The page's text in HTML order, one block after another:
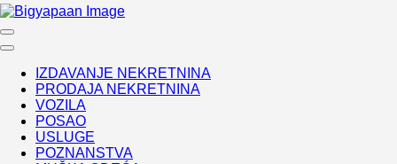
IZDAVANJE NEKRETNINA
PRODAJA NEKRETNINA
VOZILA
POSAO
USLUGE
POZNANSTVA